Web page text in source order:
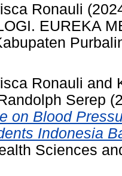
Ronauli
EUREKA
Ronauli and
Serep
on Blood
Indonesia
Sciences